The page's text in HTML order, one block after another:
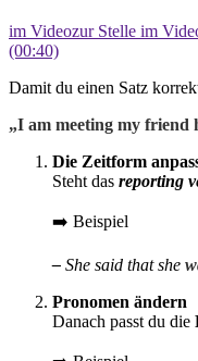
im Videozur Stelle im
(00:40)
Damit du einen Satz
„I am meeting my friend
Die Zeitform
Steht das reporting
➡️ Beispiel
– She said that she
Pronomen ändern
Danach passt du die